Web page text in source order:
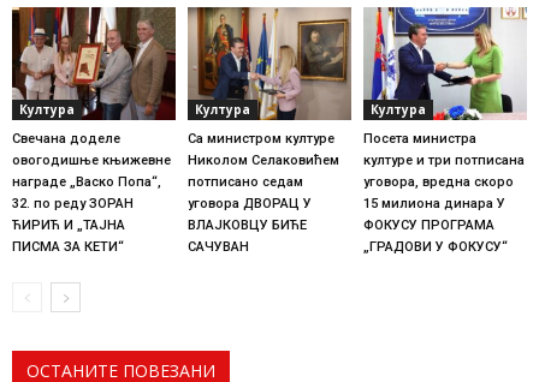
Култура
Свечана доделе
овогодишње књижевне
награде „Васко Попа“,
32. по реду ЗОРАН
ЋИРИЋ И „ТАЈНА
ПИСМА ЗА КЕТИ“
Култура
Са министром културе
Николом Селаковићем
потписано седам
уговора ДВОРАЦ У
ВЛАЈКОВЦУ БИЋЕ
САЧУВАН
Култура
Посета министра
културе и три потписана
уговора, вредна скоро
15 милиона динара У
ФОКУСУ ПРОГРАМА
„ГРАДОВИ У ФОКУСУ“
ОСТАНИТЕ ПОВЕЗАНИ